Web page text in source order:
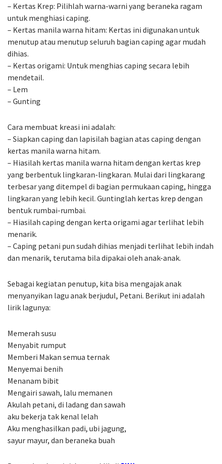
– Kertas Krep: Pilihlah warna-warni yang beraneka ragam
untuk menghiasi caping.
– Kertas manila warna hitam: Kertas ini digunakan untuk
menutup atau menutup seluruh bagian caping agar mudah
dihias.
– Kertas origami: Untuk menghias caping secara lebih
mendetail.
– Lem
– Gunting
Cara membuat kreasi ini adalah:
– Siapkan caping dan lapisilah bagian atas caping dengan
kertas manila warna hitam.
– Hiasilah kertas manila warna hitam dengan kertas krep
yang berbentuk lingkaran-lingkaran. Mulai dari lingkarang
terbesar yang ditempel di bagian permukaan caping, hingga
lingkaran yang lebih kecil. Guntinglah kertas krep dengan
bentuk rumbai-rumbai.
– Hiasilah caping dengan kerta origami agar terlihat lebih
menarik.
– Caping petani pun sudah dihias menjadi terlihat lebih indah
dan menarik, terutama bila dipakai oleh anak-anak.
Sebagai kegiatan penutup, kita bisa mengajak anak
menyanyikan lagu anak berjudul, Petani. Berikut ini adalah
lirik lagunya:
Memerah susu
Menyabit rumput
Memberi Makan semua ternak
Menyemai benih
Menanam bibit
Mengairi sawah, lalu memanen
Akulah petani, di ladang dan sawah
aku bekerja tak kenal lelah
Aku menghasilkan padi, ubi jagung,
sayur mayur, dan beraneka buah